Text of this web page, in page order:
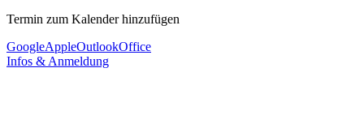
Termin zum Kalender hinzufügen
GoogleAppleOutlookOffice
Infos & Anmeldung